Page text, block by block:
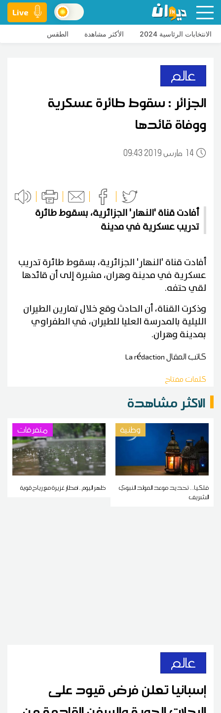
Live
الانتخابات الرئاسية 2024 الأكثر مشاهدة الطقس
عالم
الجزائر : سقوط طائرة عسكرية
ووفاة قائدها
14 09:43 2019 مارس
أفادت قناة 'النهار' الجزائرية، بسقوط طائرة
تدريب عسكرية في مدينة
أفادت قناة 'النهار' الجزائرية، بسقوط طائرة تدريب
عسكرية في مدينة وهران، مشيرة إلى أن قائدها
لقي حتفه.
وذكرت القناة، أن الحادث وقع خلال تمارين الطيران
الليلية بالمدرسة العليا للطيران، في الطفراوي
بمدينة وهران.
كاتب المقالLa rédaction
كلمات مفتاح
الاكثر مشاهدة
وطنية
فلكيا... تحديد موعد المولد النبوي
الشريف
متفرقات
ظهر اليوم.. أمطار غزيرة مع رياح قوية
عالم
إسبانيا تعلن فرض قيود على